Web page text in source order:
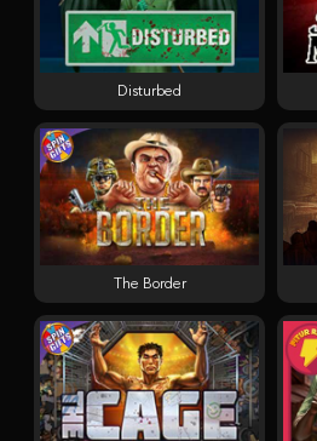
Disturbed
The Border